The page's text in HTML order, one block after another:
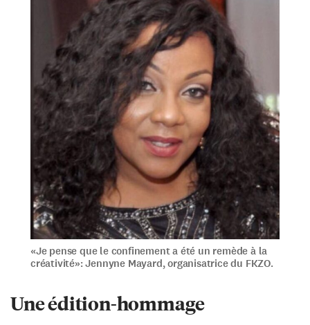
«Je pense que le confinement a été un remède à la
créativité»: Jennyne Mayard, organisatrice du FKZO.
Une édition-hommage